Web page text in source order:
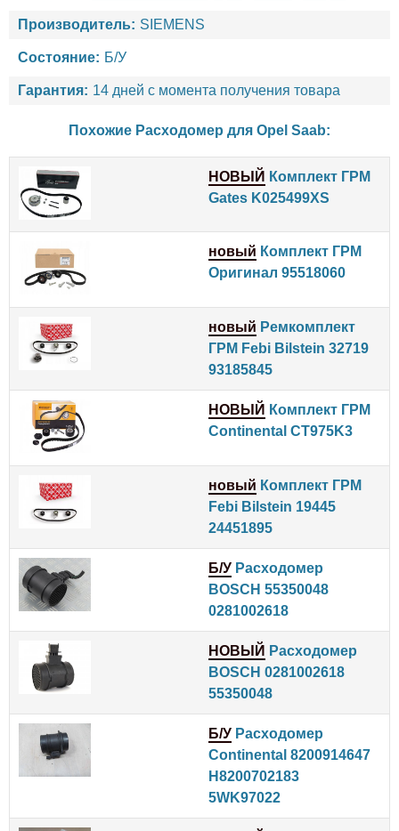
Производитель: SIEMENS
Состояние: Б/У
Гарантия: 14 дней с момента получения товара
Похожие Расходомер для Opel Saab:
НОВЫЙ Комплект ГРМ
Gates K025499XS
новый Комплект ГРМ
Оригинал 95518060
новый Ремкомплект
ГРМ Febi Bilstein 32719
93185845
НОВЫЙ Комплект ГРМ
Continental CT975K3
новый Комплект ГРМ
Febi Bilstein 19445
24451895
Б/У Расходомер
BOSCH 55350048
0281002618
НОВЫЙ Расходомер
BOSCH 0281002618
55350048
Б/У Расходомер
Continental 8200914647
H8200702183
5WK97022